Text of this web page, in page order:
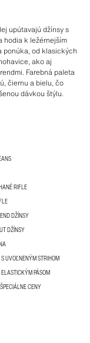
upútavajú džínsy s
hodia k ležérnejším
ponúka, od klasických
ako aj
Farebná paleta
čiernu a bielu, čo
dávkou štýlu.
RIFLE
DŽÍNSY
DŽÍNSY
UVOĽNENÝM STRIHOM
PÁSOM
CENY